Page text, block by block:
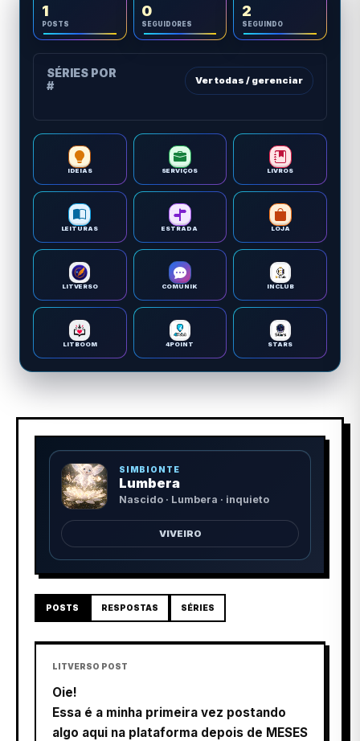
1
POSTS
0
SEGUIDORES
2
SEGUINDO
SÉRIES POR
#
Ver todas / gerenciar
IDEIAS SERVIÇOS LIVROS
LEITURAS ESTRADA LOJA
LITVERSO COMUNIK INCLUB
LITBOOM 4POINT STARS
SIMBIONTE
Lumbera
Nascido · Lumbera · inquieto
VIVEIRO
POSTS RESPOSTAS SÉRIES
LITVERSO POST
Oie!
Essa é a minha primeira vez postando
algo aqui na plataforma depois de MESES